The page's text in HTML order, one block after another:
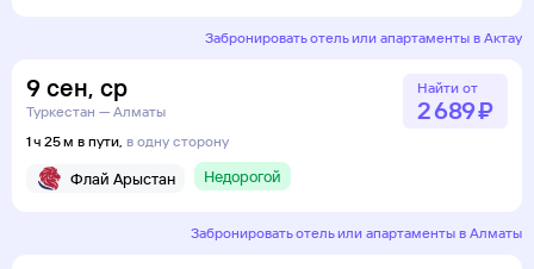
Забронировать отель или апартаменты в Актау
9 сен, ср
Туркестан — Алматы
1 ч 25 м в пути, в одну сторону
Флай Арыстан Недорогой
Найти от
2 ⁠689 ⁠₽
Забронировать отель или апартаменты в Алматы